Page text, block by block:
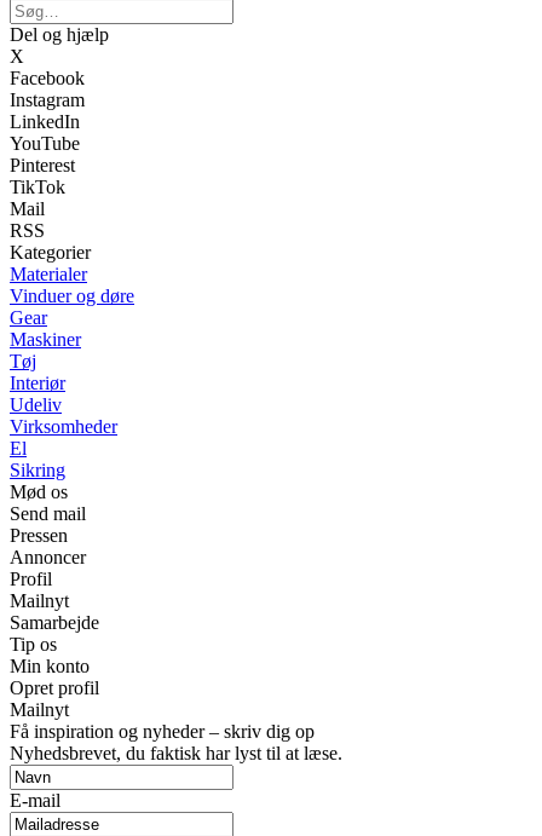
Del og hjælp
X
Facebook
Instagram
LinkedIn
YouTube
Pinterest
TikTok
Mail
RSS
Kategorier
Materialer
Vinduer og døre
Gear
Maskiner
Tøj
Interiør
Udeliv
Virksomheder
El
Sikring
Mød os
Send mail
Pressen
Annoncer
Profil
Mailnyt
Samarbejde
Tip os
Min konto
Opret profil
Mailnyt
Få inspiration og nyheder – skriv dig op
Nyhedsbrevet, du faktisk har lyst til at læse.
E-mail